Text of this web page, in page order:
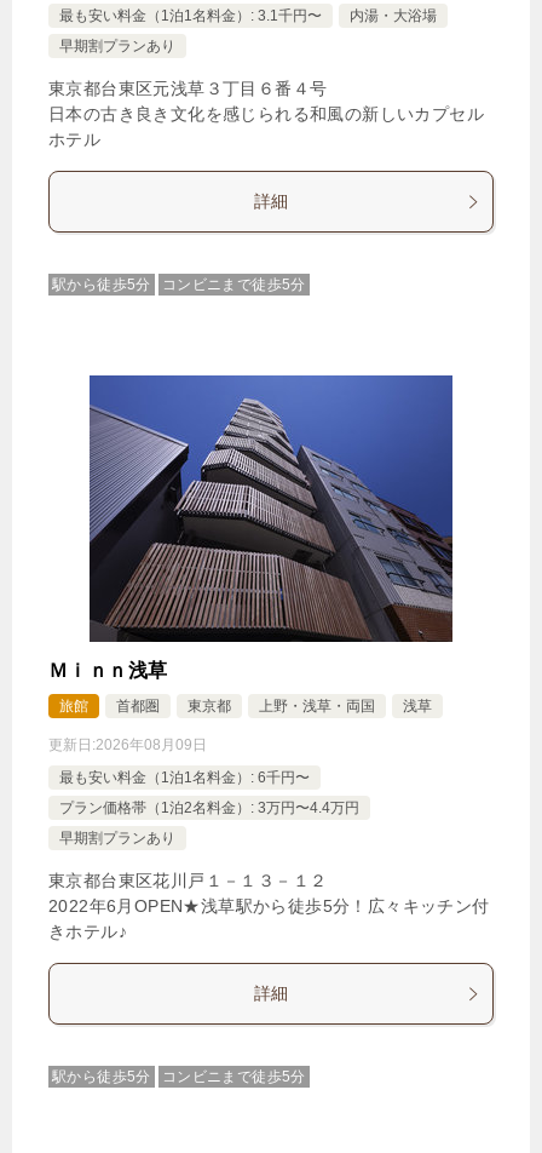
最も安い料金（1泊1名料金）: 3.1千円〜
内湯・大浴場
早期割プランあり
東京都台東区元浅草３丁目６番４号
日本の古き良き文化を感じられる和風の新しいカプセル
ホテル
詳細
駅から徒歩5分 コンビニまで徒歩5分
Ｍｉｎｎ浅草
旅館 首都圏 東京都 上野・浅草・両国 浅草
更新日:2026年08月09日
最も安い料金（1泊1名料金）: 6千円〜
プラン価格帯（1泊2名料金）: 3万円〜4.4万円
早期割プランあり
東京都台東区花川戸１－１３－１２
2022年6月OPEN★浅草駅から徒歩5分！広々キッチン付
きホテル♪
詳細
駅から徒歩5分 コンビニまで徒歩5分